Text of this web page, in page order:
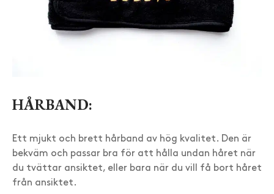
HÅRBAND:
Ett mjukt och brett hårband av hög kvalitet. Den är
bekväm och passar bra för att hålla undan håret när
du tvättar ansiktet, eller bara när du vill få bort håret
från ansiktet.